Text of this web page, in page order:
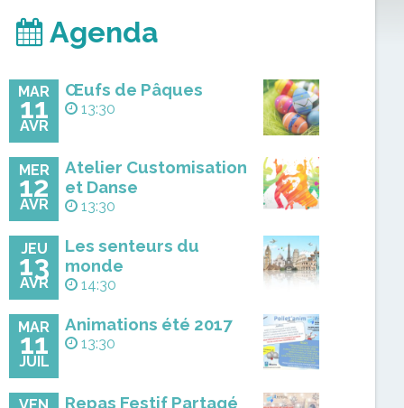
Agenda
MAR
11
AVR
Œufs de Pâques
13:30
MER
12
AVR
Atelier Customisation
et Danse
13:30
JEU
13
AVR
Les senteurs du
monde
14:30
MAR
11
JUIL
Animations été 2017
13:30
Repas Festif Partagé